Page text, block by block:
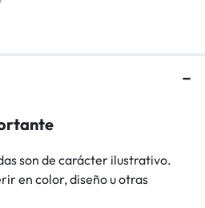
son de carácter ilustrativo.
en color, diseño u otras